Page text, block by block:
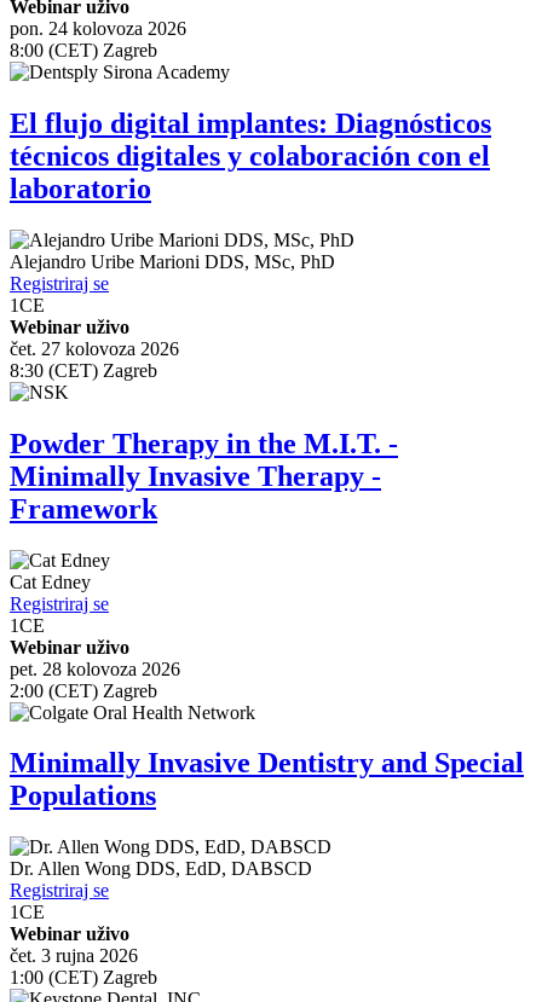
Webinar uživo
pon. 24 kolovoza 2026
8:00 (CET) Zagreb
El flujo digital implantes: Diagnósticos
técnicos digitales y colaboración con el
laboratorio
Alejandro Uribe Marioni DDS, MSc, PhD
Registriraj se
1CE
Webinar uživo
čet. 27 kolovoza 2026
8:30 (CET) Zagreb
Powder Therapy in the M.I.T. -
Minimally Invasive Therapy -
Framework
Cat Edney
Registriraj se
1CE
Webinar uživo
pet. 28 kolovoza 2026
2:00 (CET) Zagreb
Minimally Invasive Dentistry and Special
Populations
Dr. Allen Wong DDS, EdD, DABSCD
Registriraj se
1CE
Webinar uživo
čet. 3 rujna 2026
1:00 (CET) Zagreb